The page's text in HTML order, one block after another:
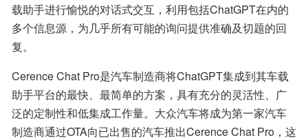
载助手进行愉悦的对话式交互，利用包括ChatGPT在内的
多个信息源，为几乎所有可能的询问提供准确及切题的回
复。
Cerence Chat Pro是汽车制造商将ChatGPT集成到其车载
助手平台的最快、最简单的方案，具有充分的灵活性、广
泛的定制性和低集成工作量。大众汽车将成为第一家汽车
制造商通过OTA向已出售的汽车推出Cerence Chat Pro，这